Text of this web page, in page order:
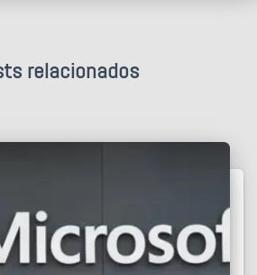
relacionados